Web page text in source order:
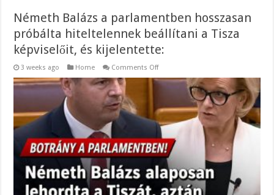
Németh Balázs a parlamentben hosszasan
próbálta hiteltelennek beállítani a Tisza
képviselőit, és kijelentette:
3 weeks ago Home Comments Offon
Balázs
parlamentben
hosszasan
próbálta
hiteltelennek
beállítani
a
Tisza
képviselőit,
kijelentette: